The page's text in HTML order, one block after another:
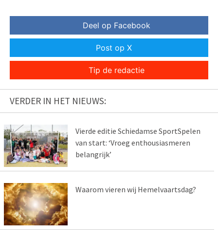
Deel op Facebook
Post op X
Tip de redactie
VERDER IN HET NIEUWS:
Vierde editie Schiedamse SportSpelen
van start: ‘Vroeg enthousiasmeren
belangrijk’
Waarom vieren wij Hemelvaartsdag?